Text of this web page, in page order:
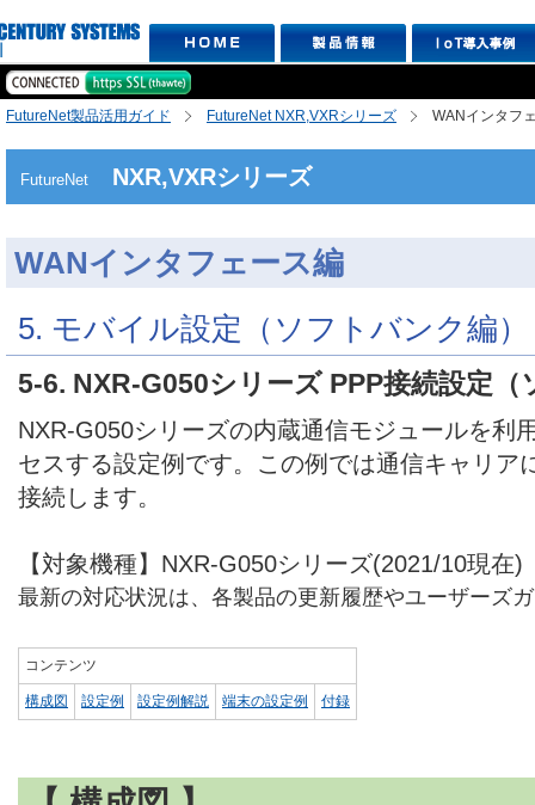
FutureNet製品活用ガイド FutureNet NXR,VXRシリーズ WANインタフ
FutureNet NXR,VXRシリーズ
WANインタフェース編
5. モバイル設定（ソフトバンク編）
5-6. NXR-G050シリーズ PPP接続設定（
NXR-G050シリーズの内蔵通信モジュールを利
セスする設定例です。この例では通信キャリア
接続します。
【対象機種】NXR-G050シリーズ(2021/10現在)
最新の対応状況は、各製品の更新履歴やユーザーズ
コンテンツ
構成図 設定例 設定例解説 端末の設定例 付録